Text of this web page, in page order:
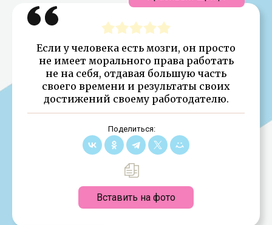
Если у человека есть мозги, он просто
не имеет морального права работать
не на себя, отдавая большую часть
своего времени и результаты своих
достижений своему работодателю.
Поделиться:
Вставить на фото